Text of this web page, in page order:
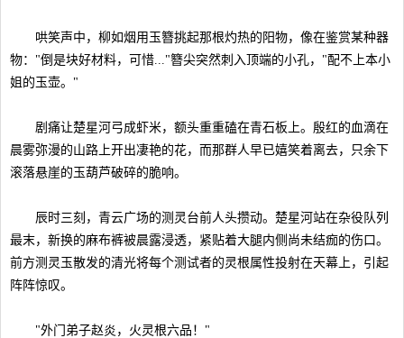
哄笑声中，柳如烟用玉簪挑起那根灼热的阳物，像在鉴赏某种器
物："倒是块好材料，可惜..."簪尖突然刺入顶端的小孔，"配不上本小
姐的玉壶。"
剧痛让楚星河弓成虾米，额头重重磕在青石板上。殷红的血滴在
晨雾弥漫的山路上开出凄艳的花，而那群人早已嬉笑着离去，只余下
滚落悬崖的玉葫芦破碎的脆响。
辰时三刻，青云广场的测灵台前人头攒动。楚星河站在杂役队列
最末，新换的麻布裤被晨露浸透，紧贴着大腿内侧尚未结痂的伤口。
前方测灵玉散发的清光将每个测试者的灵根属性投射在天幕上，引起
阵阵惊叹。
"外门弟子赵炎，火灵根六品！"